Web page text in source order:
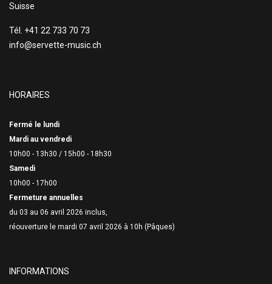
Suisse
Tél. +41 22 733 70 73
info@servette-music.ch
HORAIRES
Fermé le lundi
Mardi au vendredi
10h00 - 13h30 / 15h00 - 18h30
Samedi
10h00 - 17h00
Fermeture annuelles
du 03 au 06 avril 2026 inclus,
réouverture le mardi 07 avril 2026 à 10h (Pâques)
INFORMATIONS